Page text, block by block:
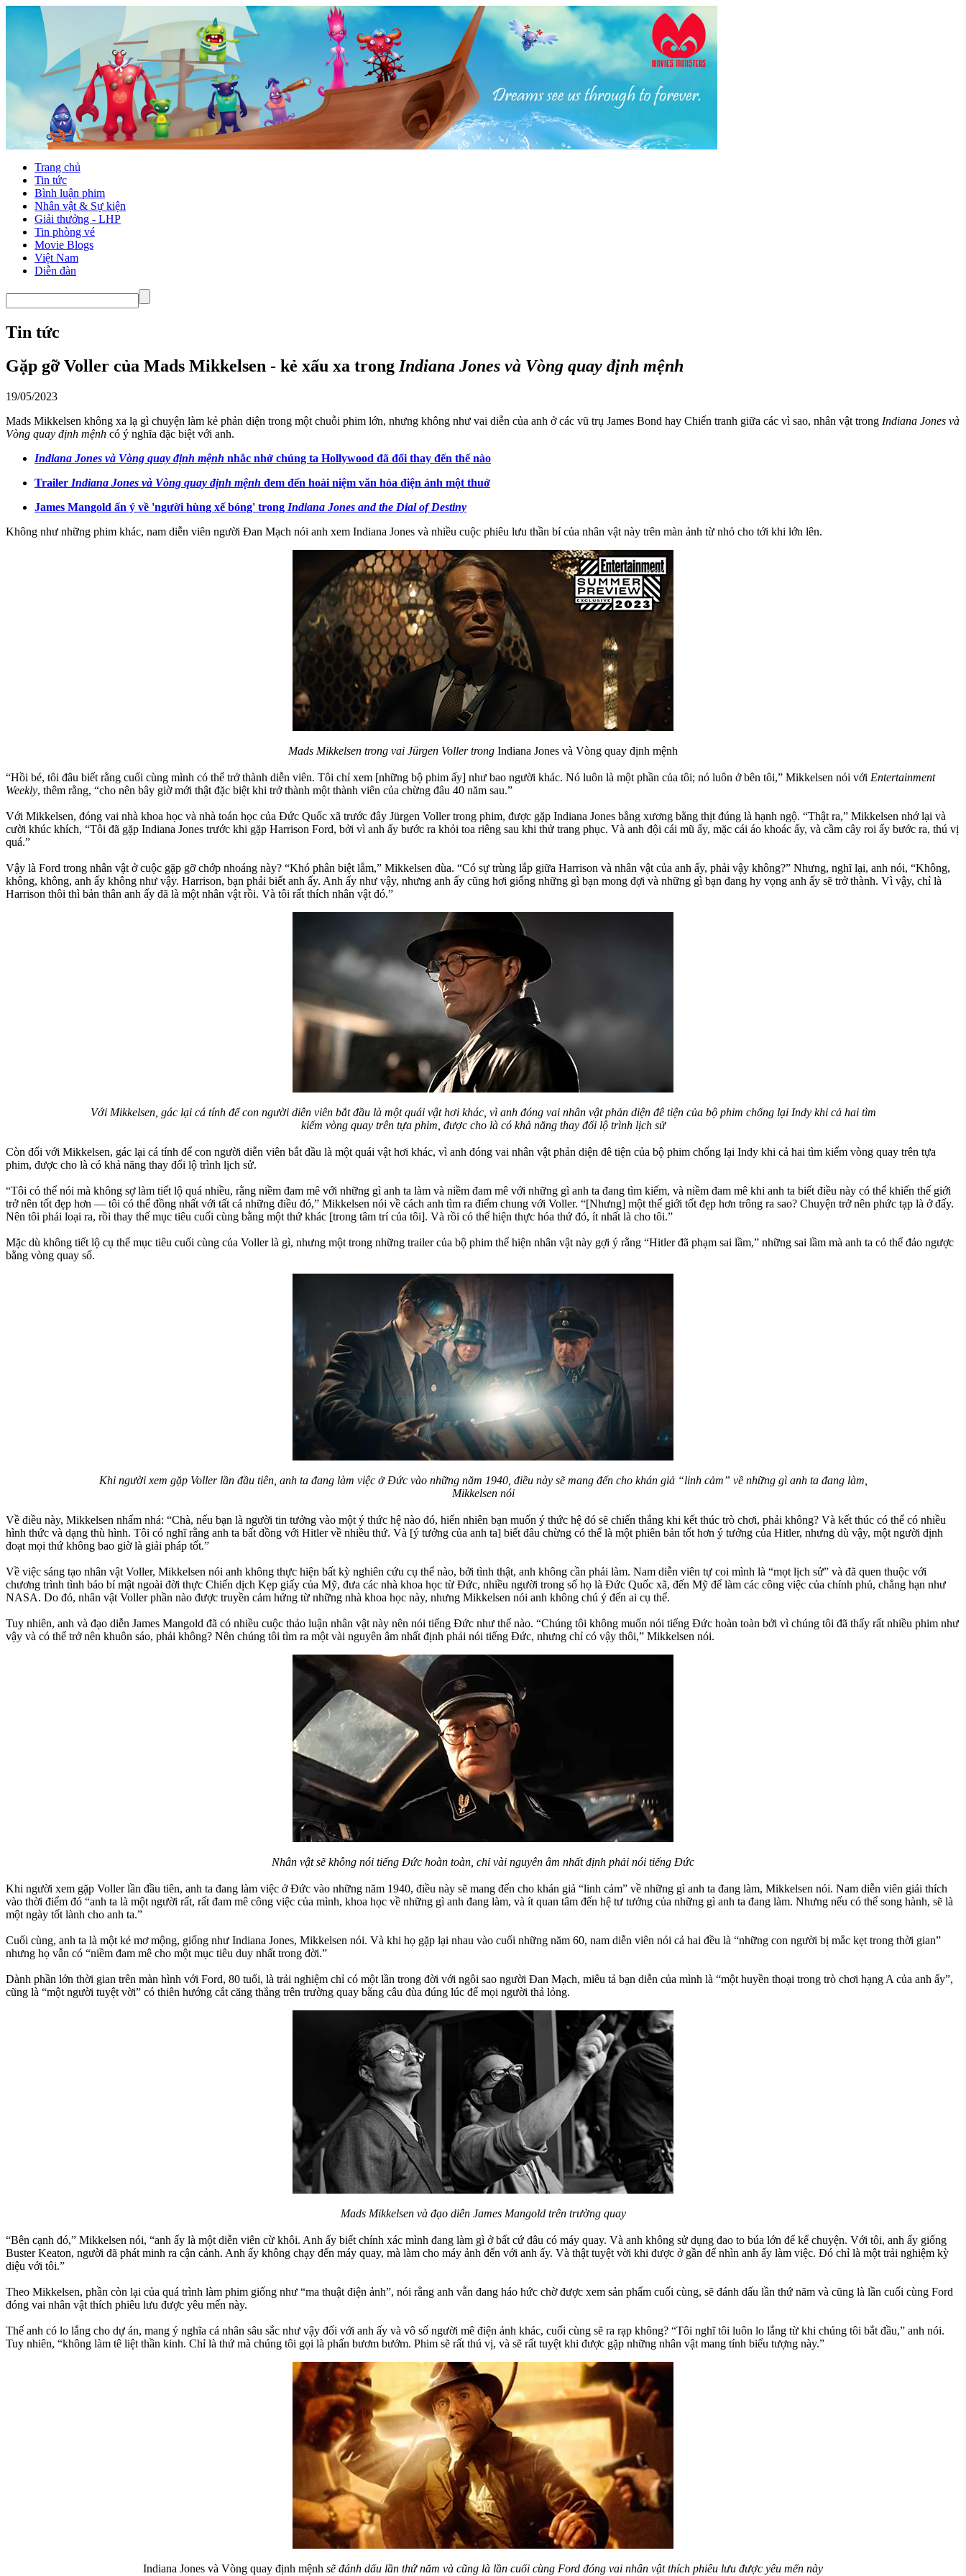
Trang chủ
Tin tức
Bình luận phim
Nhân vật & Sự kiện
Giải thưởng - LHP
Tin phòng vé
Movie Blogs
Việt Nam
Diễn đàn
Tin tức
Gặp gỡ Voller của Mads Mikkelsen - kẻ xấu xa trong Indiana Jones và Vòng quay định mệnh
19/05/2023
Mads Mikkelsen không xa lạ gì chuyện làm kẻ phản diện trong một chuỗi phim lớn, nhưng không như vai diễn của anh ở các vũ trụ James Bond hay Chiến tranh giữa các vì sao, nhân vật trong Indiana Jones và
Vòng quay định mệnh có ý nghĩa đặc biệt với anh.
Indiana Jones và Vòng quay định mệnh nhắc nhở chúng ta Hollywood đã đổi thay đến thế nào
Trailer Indiana Jones và Vòng quay định mệnh đem đến hoài niệm văn hóa điện ảnh một thuở
James Mangold ẩn ý về 'người hùng xế bóng' trong Indiana Jones and the Dial of Destiny
Không như những phim khác, nam diễn viên người Đan Mạch nói anh xem Indiana Jones và nhiều cuộc phiêu lưu thần bí của nhân vật này trên màn ảnh từ nhỏ cho tới khi lớn lên.
Mads Mikkelsen trong vai Jürgen Voller trong Indiana Jones và Vòng quay định mệnh
“Hồi bé, tôi đâu biết rằng cuối cùng mình có thể trở thành diễn viên. Tôi chỉ xem [những bộ phim ấy] như bao người khác. Nó luôn là một phần của tôi; nó luôn ở bên tôi,” Mikkelsen nói với Entertainment
Weekly, thêm rằng, “cho nên bây giờ mới thật đặc biệt khi trở thành một thành viên của chừng đâu 40 năm sau.”
Với Mikkelsen, đóng vai nhà khoa học và nhà toán học của Đức Quốc xã trước đây Jürgen Voller trong phim, được gặp Indiana Jones bằng xương bằng thịt đúng là hạnh ngộ. “Thật ra,” Mikkelsen nhớ lại và
cười khúc khích, “Tôi đã gặp Indiana Jones trước khi gặp Harrison Ford, bởi vì anh ấy bước ra khỏi toa riêng sau khi thử trang phục. Và anh đội cái mũ ấy, mặc cái áo khoác ấy, và cầm cây roi ấy bước ra, thú vị
quá.”
Vậy là Ford trong nhân vật ở cuộc gặp gỡ chớp nhoáng này? “Khó phân biệt lắm,” Mikkelsen đùa. “Có sự trùng lắp giữa Harrison và nhân vật của anh ấy, phải vậy không?” Nhưng, nghĩ lại, anh nói, “Không,
không, không, anh ấy không như vậy. Harrison, bạn phải biết anh ấy. Anh ấy như vậy, nhưng anh ấy cũng hơi giống những gì bạn mong đợi và những gì bạn đang hy vọng anh ấy sẽ trở thành. Vì vậy, chỉ là
Harrison thôi thì bản thân anh ấy đã là một nhân vật rồi. Và tôi rất thích nhân vật đó.”
Với Mikkelsen, gác lại cá tính để con người diễn viên bắt đầu là một quái vật hơi khác, vì anh đóng vai nhân vật phản diện đê tiện của bộ phim chống lại Indy khi cả hai tìm
kiếm vòng quay trên tựa phim, được cho là có khả năng thay đổi lộ trình lịch sử
Còn đối với Mikkelsen, gác lại cá tính để con người diễn viên bắt đầu là một quái vật hơi khác, vì anh đóng vai nhân vật phản diện đê tiện của bộ phim chống lại Indy khi cả hai tìm kiếm vòng quay trên tựa
phim, được cho là có khả năng thay đổi lộ trình lịch sử.
“Tôi có thể nói mà không sợ làm tiết lộ quá nhiều, rằng niềm đam mê với những gì anh ta làm và niềm đam mê với những gì anh ta đang tìm kiếm, và niềm đam mê khi anh ta biết điều này có thể khiến thế giới
trở nên tốt đẹp hơn — tôi có thể đồng nhất với tất cả những điều đó,” Mikkelsen nói về cách anh tìm ra điểm chung với Voller. “[Nhưng] một thế giới tốt đẹp hơn trông ra sao? Chuyện trở nên phức tạp là ở đấy.
Nên tôi phải loại ra, rồi thay thế mục tiêu cuối cùng bằng một thứ khác [trong tâm trí của tôi]. Và rồi có thể hiện thực hóa thứ đó, ít nhất là cho tôi.”
Mặc dù không tiết lộ cụ thể mục tiêu cuối cùng của Voller là gì, nhưng một trong những trailer của bộ phim thể hiện nhân vật này gợi ý rằng “Hitler đã phạm sai lầm,” những sai lầm mà anh ta có thể đảo ngược
bằng vòng quay số.
Khi người xem gặp Voller lần đầu tiên, anh ta đang làm việc ở Đức vào những năm 1940, điều này sẽ mang đến cho khán giả “linh cảm” về những gì anh ta đang làm,
Mikkelsen nói
Về điều này, Mikkelsen nhấm nhá: “Chà, nếu bạn là người tin tưởng vào một ý thức hệ nào đó, hiển nhiên bạn muốn ý thức hệ đó sẽ chiến thắng khi kết thúc trò chơi, phải không? Và kết thúc có thể có nhiều
hình thức và dạng thù hình. Tôi có nghĩ rằng anh ta bất đồng với Hitler về nhiều thứ. Và [ý tưởng của anh ta] biết đâu chừng có thể là một phiên bản tốt hơn ý tưởng của Hitler, nhưng dù vậy, một người định
đoạt mọi thứ không bao giờ là giải pháp tốt.”
Về việc sáng tạo nhân vật Voller, Mikkelsen nói anh không thực hiện bất kỳ nghiên cứu cụ thể nào, bởi tình thật, anh không cần phải làm. Nam diễn viên tự coi mình là “mọt lịch sử” và đã quen thuộc với
chương trình tình báo bí mật ngoài đời thực Chiến dịch Kẹp giấy của Mỹ, đưa các nhà khoa học từ Đức, nhiều người trong số họ là Đức Quốc xã, đến Mỹ để làm các công việc của chính phủ, chẳng hạn như
NASA. Do đó, nhân vật Voller phần nào được truyền cảm hứng từ những nhà khoa học này, nhưng Mikkelsen nói anh không chú ý đến ai cụ thể.
Tuy nhiên, anh và đạo diễn James Mangold đã có nhiều cuộc thảo luận nhân vật này nên nói tiếng Đức như thế nào. “Chúng tôi không muốn nói tiếng Đức hoàn toàn bởi vì chúng tôi đã thấy rất nhiều phim như
vậy và có thể trở nên khuôn sáo, phải không? Nên chúng tôi tìm ra một vài nguyên âm nhất định phải nói tiếng Đức, nhưng chỉ có vậy thôi,” Mikkelsen nói.
Nhân vật sẽ không nói tiếng Đức hoàn toàn, chỉ vài nguyên âm nhất định phải nói tiếng Đức
Khi người xem gặp Voller lần đầu tiên, anh ta đang làm việc ở Đức vào những năm 1940, điều này sẽ mang đến cho khán giả “linh cảm” về những gì anh ta đang làm, Mikkelsen nói. Nam diễn viên giải thích
vào thời điểm đó “anh ta là một người rất, rất đam mê công việc của mình, khoa học về những gì anh đang làm, và ít quan tâm đến hệ tư tưởng của những gì anh ta đang làm. Nhưng nếu có thể song hành, sẽ là
một ngày tốt lành cho anh ta.”
Cuối cùng, anh ta là một kẻ mơ mộng, giống như Indiana Jones, Mikkelsen nói. Và khi họ gặp lại nhau vào cuối những năm 60, nam diễn viên nói cả hai đều là “những con người bị mắc kẹt trong thời gian”
nhưng họ vẫn có “niềm đam mê cho một mục tiêu duy nhất trong đời.”
Dành phần lớn thời gian trên màn hình với Ford, 80 tuổi, là trải nghiệm chỉ có một lần trong đời với ngôi sao người Đan Mạch, miêu tả bạn diễn của mình là “một huyền thoại trong trò chơi hạng A của anh ấy”,
cũng là “một người tuyệt vời” có thiên hướng cắt căng thẳng trên trường quay bằng câu đùa đúng lúc để mọi người thả lỏng.
Mads Mikkelsen và đạo diễn James Mangold trên trường quay
“Bên cạnh đó,” Mikkelsen nói, “anh ấy là một diễn viên cừ khôi. Anh ấy biết chính xác mình đang làm gì ở bất cứ đâu có máy quay. Và anh không sử dụng đao to búa lớn để kể chuyện. Với tôi, anh ấy giống
Buster Keaton, người đã phát minh ra cận cảnh. Anh ấy không chạy đến máy quay, mà làm cho máy ảnh đến với anh ấy. Và thật tuyệt vời khi được ở gần để nhìn anh ấy làm việc. Đó chỉ là một trải nghiệm kỳ
diệu với tôi.”
Theo Mikkelsen, phần còn lại của quá trình làm phim giống như “ma thuật điện ảnh”, nói rằng anh vẫn đang háo hức chờ được xem sản phẩm cuối cùng, sẽ đánh dấu lần thứ năm và cũng là lần cuối cùng Ford
đóng vai nhân vật thích phiêu lưu được yêu mến này.
Thế anh có lo lắng cho dự án, mang ý nghĩa cá nhân sâu sắc như vậy đối với anh ấy và vô số người mê điện ảnh khác, cuối cùng sẽ ra rạp không? “Tôi nghĩ tôi luôn lo lắng từ khi chúng tôi bắt đầu,” anh nói.
Tuy nhiên, “không làm tê liệt thần kinh. Chỉ là thứ mà chúng tôi gọi là phấn bươm bướm. Phim sẽ rất thú vị, và sẽ rất tuyệt khi được gặp những nhân vật mang tính biểu tượng này.”
Indiana Jones và Vòng quay định mệnh sẽ đánh dấu lần thứ năm và cũng là lần cuối cùng Ford đóng vai nhân vật thích phiêu lưu được yêu mến này